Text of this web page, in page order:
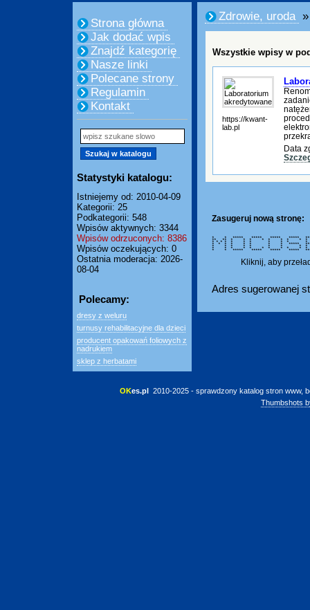
Strona główna
Jak dodać wpis
Znajdź kategorię
Nasze linki
Polecane strony
Regulamin
Kontakt
Statystyki katalogu:
Istniejemy od: 2010-04-09
Kategorii: 25
Podkategorii: 548
Wpisów aktywnych: 3344
Wpisów odrzuconych: 8386
Wpisów oczekujących: 0
Ostatnia moderacja: 2026-
08-04
Polecamy:
dresy z weluru
turnusy rehabilitacyjne dla dzieci
producent opakowań foliowych z
nadrukiem
sklep z herbatami
Zdrowie, uroda
Wszystkie wpisy w
https://kwant-
lab.pl
Data
Zasugeruj nową stronę:
* * ***** ***** *****
** ** * * * * * * * *
* * * * * * * * * *
* * * * * * * *
* * * * * * * *
* * * * * * * * *
* * ***** ***** *****
Kliknij, aby
Adres sugerowanej
OKes.pl 2010-2025 - sprawdzony katalog stron www,
Thumbshots